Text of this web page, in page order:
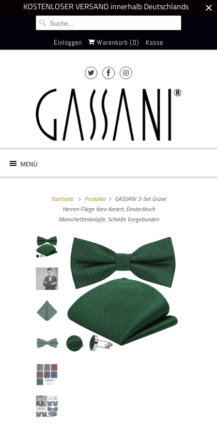
KOSTENLOSER VERSAND innerhalb Deutschlands
Einloggen Warenkorb (0) Kasse
MENÜ
Startseite Produkte
GASSANI 3-Set Grüne
Herren-Fliege Karo Kariert, Einstecktuch
Manschettenknöpfe, Schleife Vorgebunden